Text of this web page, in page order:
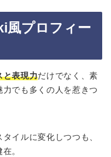
風プロフィー
と表現力だけでなく、素
でも多くの人を惹きつ
イルに変化しつつも、
。